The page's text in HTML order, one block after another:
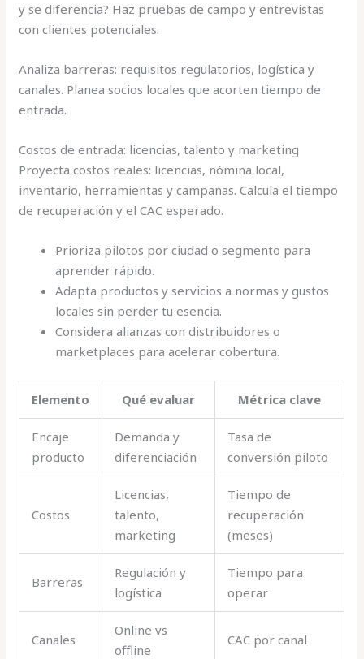
y se diferencia? Haz pruebas de campo y entrevistas
con clientes potenciales.
Analiza barreras: requisitos regulatorios, logística y
canales. Planea socios locales que acorten tiempo de
entrada.
Costos de entrada: licencias, talento y marketing
Proyecta costos reales: licencias, nómina local,
inventario, herramientas y campañas. Calcula el tiempo
de recuperación y el CAC esperado.
Prioriza pilotos por ciudad o segmento para
aprender rápido.
Adapta productos y servicios a normas y gustos
locales sin perder tu esencia.
Considera alianzas con distribuidores o
marketplaces para acelerar cobertura.
Elemento Qué evaluar Métrica clave
Encaje
producto
Demanda y
diferenciación
Tasa de
conversión piloto
Costos
Licencias,
talento,
marketing
Tiempo de
recuperación
(meses)
Barreras
Regulación y
logística
Tiempo para
operar
Canales
Online vs
offline
CAC por canal